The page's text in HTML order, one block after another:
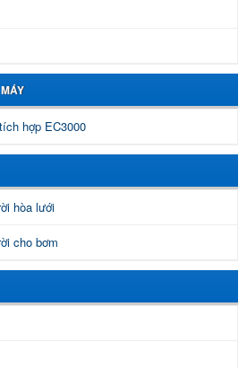
hợp EC3000
hòa lưới
cho bơm